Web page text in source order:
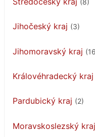
(8)
Jihočeský kraj (3)
Jihomoravský kraj
Královéhradecký kraj
Pardubický kraj (2)
Moravskoslezský kraj